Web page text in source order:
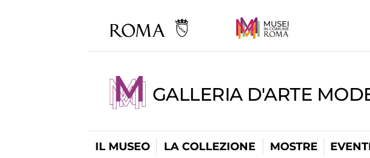
GALLERIA D'ARTE
IL MUSEO LA COLLEZIONE MOSTRE